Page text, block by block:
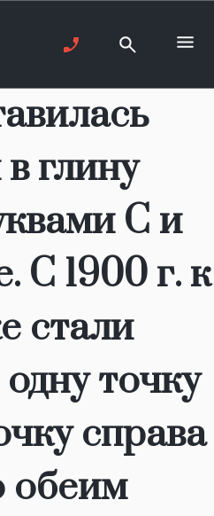
глину
С и
С 1900 г. к
стали
точку
справа
обеим